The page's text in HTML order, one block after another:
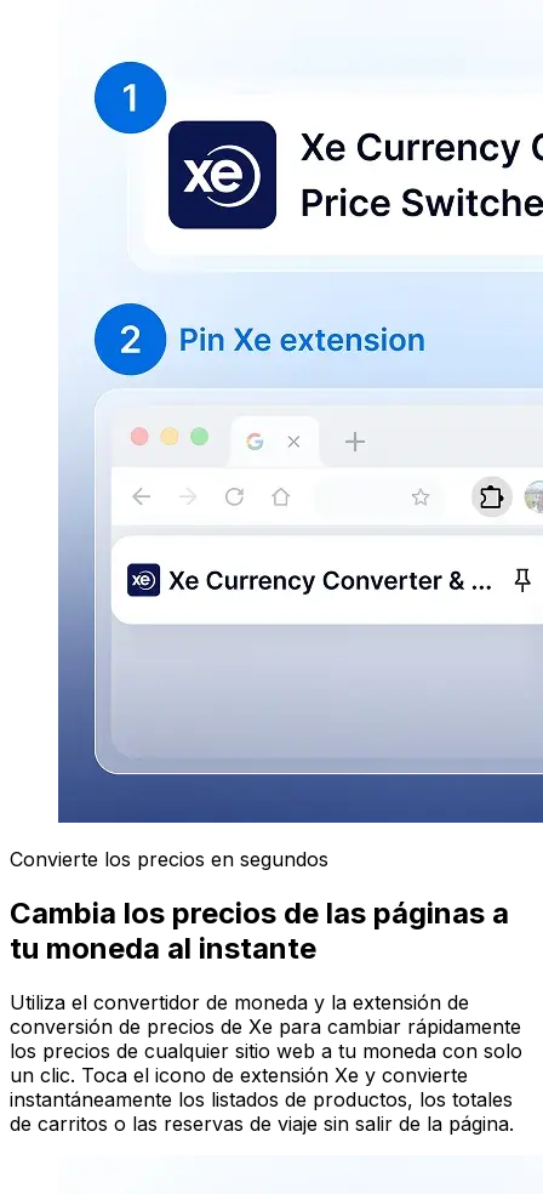
Convierte los precios en segundos
Cambia los precios de las páginas a
tu moneda al instante
Utiliza el convertidor de moneda y la extensión de
conversión de precios de Xe para cambiar rápidamente
los precios de cualquier sitio web a tu moneda con solo
un clic. Toca el icono de extensión Xe y convierte
instantáneamente los listados de productos, los totales
de carritos o las reservas de viaje sin salir de la página.